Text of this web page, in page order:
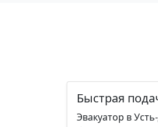
Быстрая
Эвакуатор в